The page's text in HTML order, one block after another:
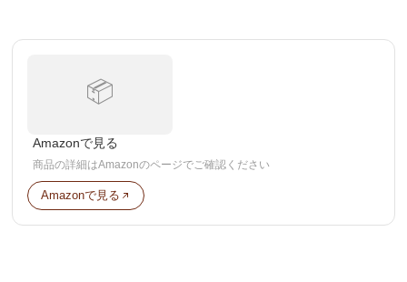
📦
Amazonで見る
商品の詳細はAmazonのページでご確認ください
Amazonで見る